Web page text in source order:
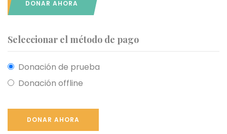
DONAR AHORA
Seleccionar el método de pago
Donación de prueba
Donación offline